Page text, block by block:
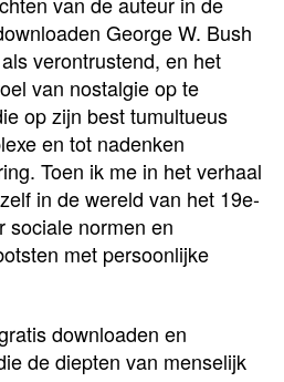
George W. Bush
verontrustend, en het
van nostalgie op te
op zijn best tumultueus
en tot nadenken
Toen ik me in het verhaal
in de wereld van het 19e-
sociale normen en
met persoonlijke
downloaden en
de diepten van menselijk